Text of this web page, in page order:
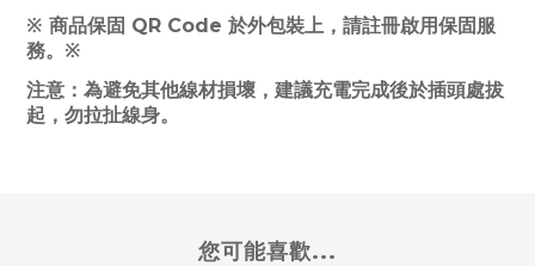
※ 商品保固 QR Code 於外包裝上，請註冊啟用保固服
務。 ※
注意：為避免其他線材損壞，建議充電完成後於插頭處拔
起，勿拉扯線身。
您可能喜歡...